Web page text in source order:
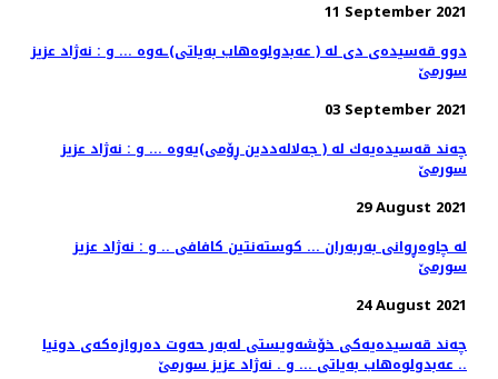
11 September 2021
دوو قه‌سیده‌ی دی له‌ ( عه‌بدولوه‌هاب به‌یاتی)ـه‌وه ... و : نه‌ژاد عزیز
سورمێ
03 September 2021
چه‌ند قه‌سیده‌یه‌ك له‌ ( جه‌لاله‌ددین ڕۆمی)یه‌وه‌ ... و : نه‌ژاد عزیز
سورمێ
29 August 2021
له‌ چاوه‌ڕوانی به‌ربه‌ران ... كوسته‌نتین كافافی .. و : نه‌ژاد عزیز
سورمێ
24 August 2021
چه‌ند قه‌سیده‌یه‌كی خۆشه‌ویستی له‌به‌ر حه‌وت ده‌روازه‌كه‌ی دونیا
.. عه‌بدولوه‌هاب به‌یاتی ... و . نه‌ژاد عزیز سورمێ